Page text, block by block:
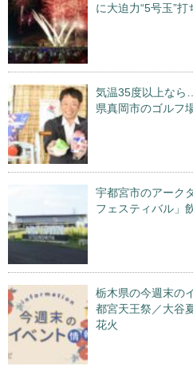
に大迫力“5号玉”打
気温35度以上な
県真岡市のゴルフ
宇都宮市のアーク
フェスティバル」
栃木県の今週末の
都宮天王祭／大谷
花火